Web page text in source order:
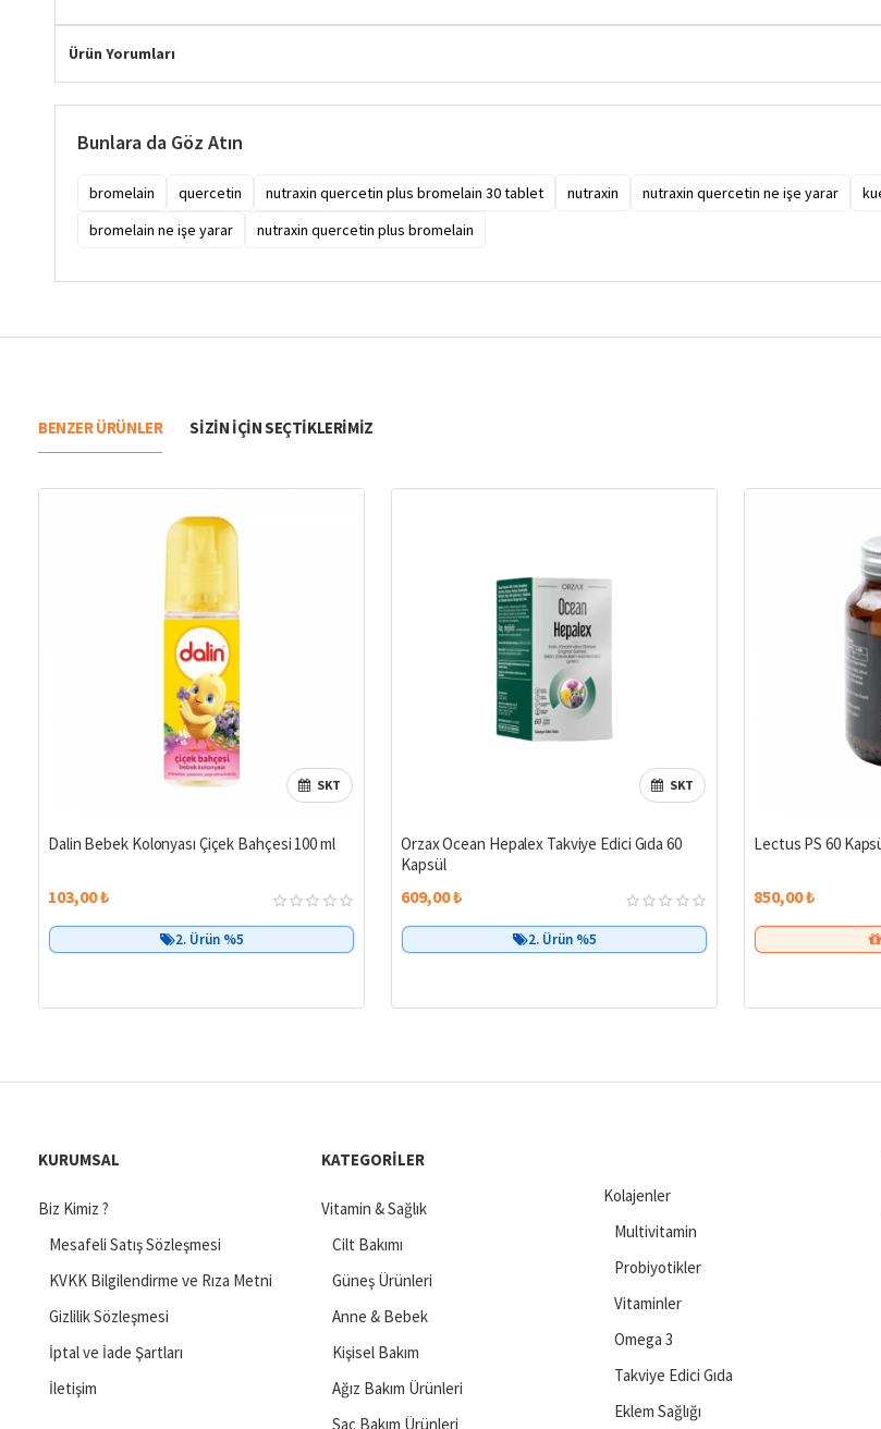
Ürün Yorumları
Bunlara da Göz Atın
bromelain quercetin nutraxin quercetin plus bromelain 30 tablet nutraxin nutraxin quercetin ne işe yarar
bromelain ne işe yarar
nutraxin quercetin plus bromelain
BENZER ÜRÜNLER SIZIN IÇIN SEÇTIKLERIMIZ
SKT
Dalin Bebek Kolonyası Çiçek Bahçesi 100 ml
103,00 ₺
2. Ürün %5
SKT
Orzax Ocean Hepalex Takviye Edici Gıda 60
Kapsül
609,00 ₺
2. Ürün %5
Lectus PS 60
850,00 ₺
KURUMSAL
Biz Kimiz ?
Mesafeli Satış Sözleşmesi
KVKK Bilgilendirme ve Rıza Metni
Gizlilik Sözleşmesi
İptal ve İade Şartları
İletişim
KATEGORILER
Vitamin & Sağlık
Cilt Bakımı
Güneş Ürünleri
Anne & Bebek
Kişisel Bakım
Ağız Bakım Ürünleri
Saç Bakım Ürünleri
Kolajenler
Multivitamin
Probiyotikler
Vitaminler
Omega 3
Takviye Edici Gıda
Eklem Sağlığı